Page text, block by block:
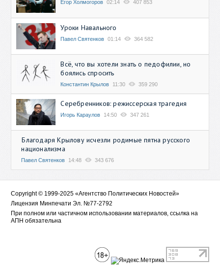
Егор Холмогоров 02:14 407 853
Уроки Навального
Павел Святенков 01:14 364 582
Всё, что вы хотели знать о педофилии, но
боялись спросить
Константин Крылов 11:30 359 290
Серебренников: режиссерская трагедия
Игорь Караулов 14:50 347 261
Благодаря Крылову исчезли родимые пятна русского
национализма
Павел Святенков 14:48 343 676
Copyright © 1999-2025 «Агентство Политических Новостей»
Лицензия Минпечати Эл. №77-2792
При полном или частичном использовании материалов, ссылка на
АПН обязательна